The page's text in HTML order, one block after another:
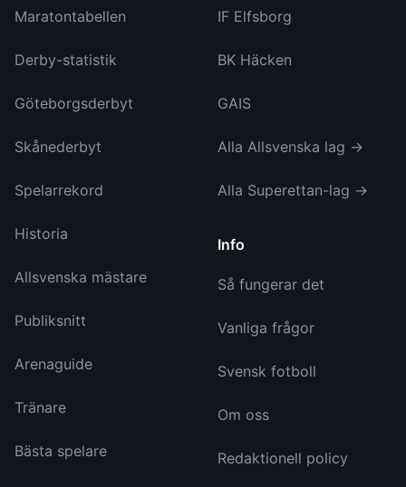
Maratontabellen
Derby-statistik
Göteborgsderbyt
Skånederbyt
Spelarrekord
Historia
Allsvenska mästare
Publiksnitt
Arenaguide
Tränare
Bästa spelare
IF Elfsborg
BK Häcken
GAIS
Alla Allsvenska lag →
Alla Superettan-lag →
Info
Så fungerar det
Vanliga frågor
Svensk fotboll
Om oss
Redaktionell policy